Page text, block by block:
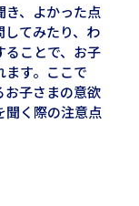
き、よかった点
してみたり、わ
ることで、お子
ます。ここで
お子さまの意欲
聞く際の注意点